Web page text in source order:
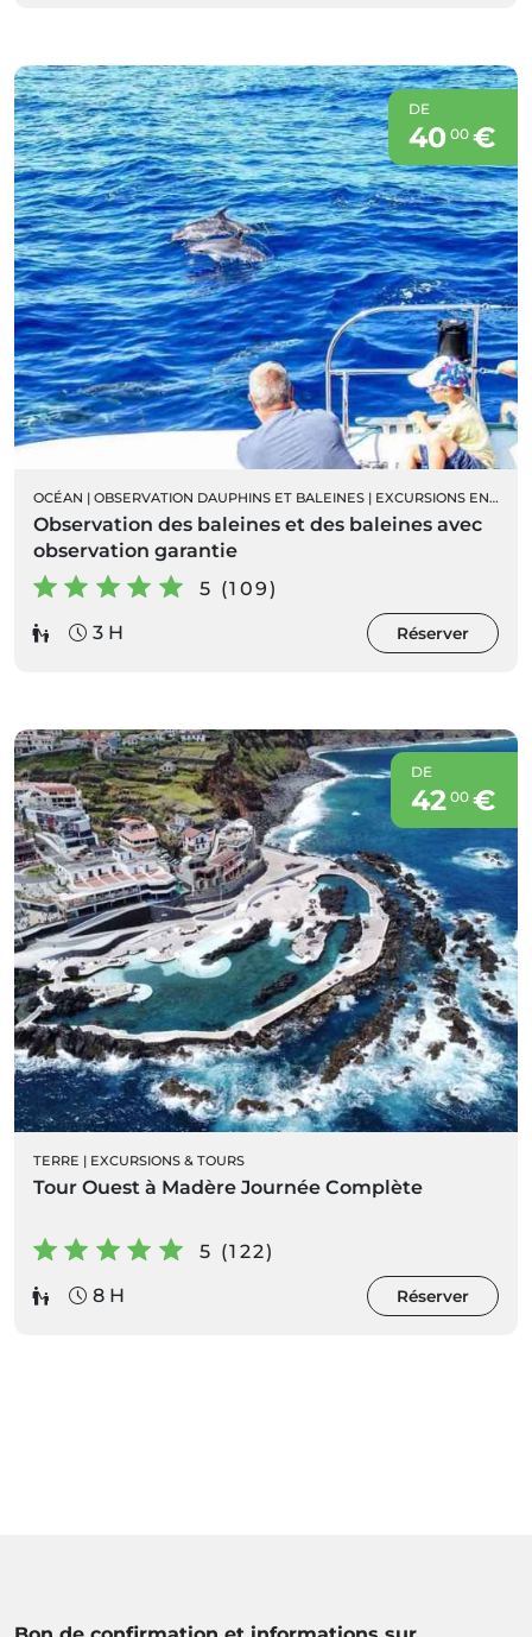
DE
40 00€
OCÉAN | OBSERVATION DAUPHINS ET BALEINES | EXCURSIONS EN BATEAU
Observation des baleines et des baleines avec
observation garantie
5 (109)
3 H
Réserver
DE
42 00€
TERRE | EXCURSIONS & TOURS
Tour Ouest à Madère Journée Complète
5 (122)
8 H
Réserver